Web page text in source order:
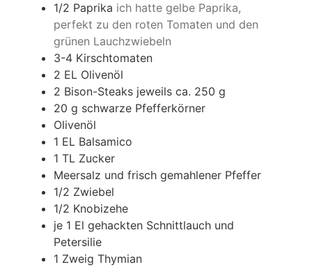
1/2 Paprika ich hatte gelbe Paprika,
perfekt zu den roten Tomaten und den
grünen Lauchzwiebeln
3-4 Kirschtomaten
2 EL Olivenöl
2 Bison-Steaks jeweils ca. 250 g
20 g schwarze Pfefferkörner
Olivenöl
1 EL Balsamico
1 TL Zucker
Meersalz und frisch gemahlener Pfeffer
1/2 Zwiebel
1/2 Knobizehe
je 1 El gehackten Schnittlauch und
Petersilie
1 Zweig Thymian